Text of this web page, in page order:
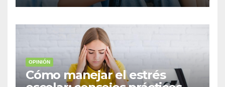
OPINIÓN
Cómo manejar el estrés